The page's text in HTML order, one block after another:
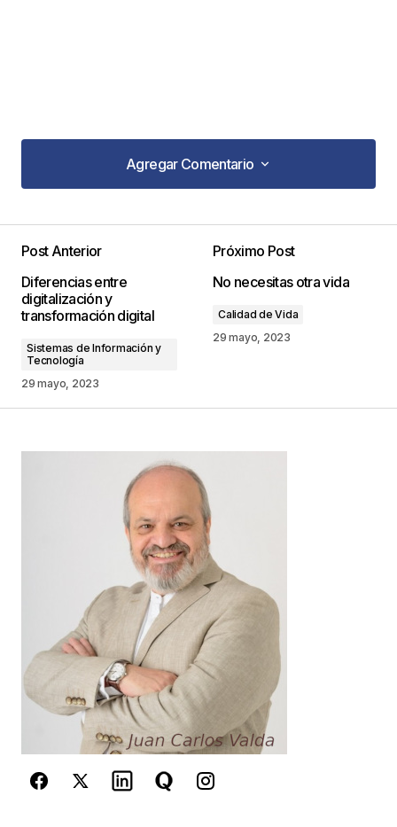
Agregar Comentario
Agregar Comentario
publicada. Los campos obligatorios están
marcados con
Comentario*
Guarda mi nombre, correo electrónico y web en
este navegador para la próxima vez que
comente.
Este sitio esta protegido por
reCAPTCHA y la Política de
privacidady losTérminos del servicio
de Googlese aplican.
Enviar Comentario
Post Anterior
Diferencias entre
digitalización y
transformación digital
Sistemas de Información y
Tecnología
29 mayo, 2023
Próximo Post
No necesitas otra vida
Calidad de Vida
29 mayo, 2023